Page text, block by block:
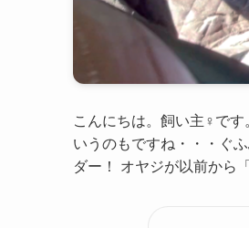
こんにちは。飼い主♀で
いうのもですね・・・ぐ
ダー！ オヤジが以前から